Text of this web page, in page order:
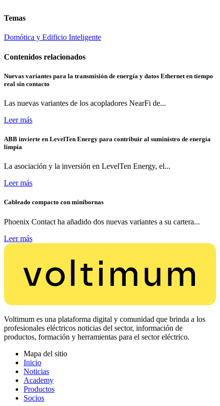
Temas
Domótica y Edificio Inteligente
Contenidos relacionados
Nuevas variantes para la transmisión de energía y datos Ethernet en tiempo
real sin contacto
Las nuevas variantes de los acopladores NearFi de...
Leer más
ABB invierte en LevelTen Energy para contribuir al suministro de energía
limpia
La asociación y la inversión en LevelTen Energy, el...
Leer más
Cableado compacto con minibornas
Phoenix Contact ha añadido dos nuevas variantes a su cartera...
Leer más
Voltimum es una plataforma digital y comunidad que brinda a los
profesionales eléctricos noticias del sector, información de
productos, formación y herramientas para el sector eléctrico.
Mapa del sitio
Inicio
Noticias
Academy
Productos
Socios